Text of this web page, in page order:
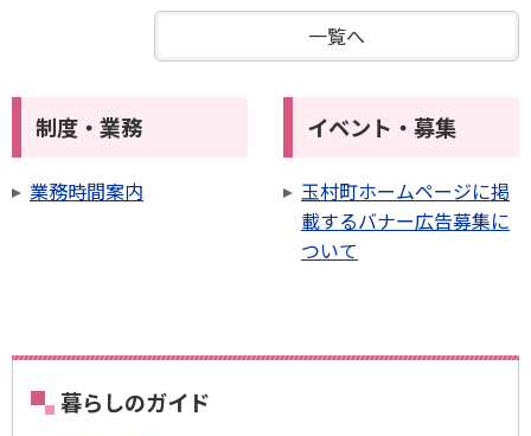
一覧へ
制度・業務
業務時間案内
イベント・募集
玉村町ホームページに掲
載するバナー広告募集に
ついて
暮らしのガイド